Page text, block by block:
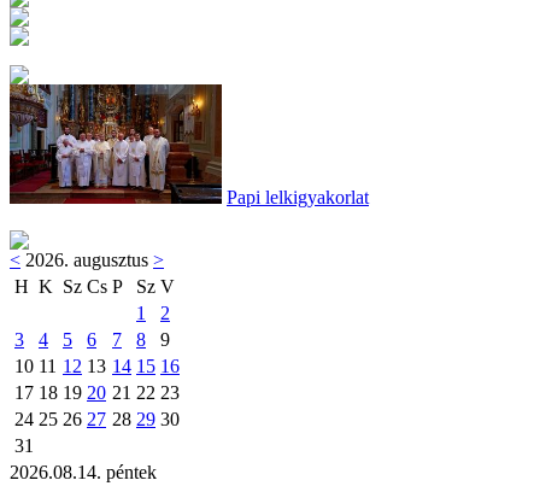
Papi lelkigyakorlat
< 2026. augusztus >
H K Sz Cs P Sz V
1
2
3
4 5 6 7 8
9
10 11 12 13 14 15 16
17 18 19 20 21 22 23
24 25 26 27 28 29 30
31
2026.08.14. péntek